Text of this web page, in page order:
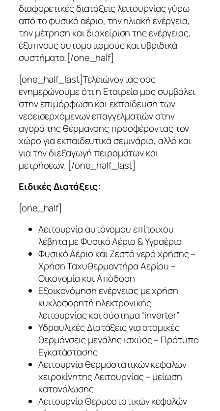
διαφορετικές διατάξεις λειτουργίας γύρω
από το φυσικό αέριο, την ηλιακή ενέργεια,
την μέτρηση και διαχείριση της ενέργειας,
έξυπνους αυτοματισμούς και υβριδικά
συστήματα.[/one_half]
[one_half_last]Τελειώνοντας σας
ενημερώνουμε ότι η Εταιρεία μας συμβάλει
στην επιμόρφωση και εκπαίδευση των
νεοεισερχόμενων επαγγελματιών στην
αγορά της θέρμανσης προσφέροντας τον
χώρο για εκπαιδευτικά σεμινάρια, αλλά και
για την διεξαγωγή πειραμάτων και
μετρήσεων. [/one_half_last]
Ειδικές Διατάξεις:
[one_half]
Λειτουργία αυτόνομου επίτοιχου
λέβητα με Φυσικό Αέριο & Υγραέριο
Φυσικό Αέριο και Ζεστό νερό χρήσης –
Χρήση Ταχυθερμαντήρα Αερίου –
Οικονομία και Απόδοση
Εξοικονόμηση ενέργειας με χρήση
κυκλοφορητή ηλεκτρονικής
λειτουργίας και σύστημα “inverter”
Υδραυλικές Διατάξεις για ατομικές
θερμάνσεις μεγάλης ισχύος – Πρότυπο
Εγκατάστασης
Λειτουργία θερμοστατικών κεφαλών
χειροκίνητης Λειτουργίας – μείωση
κατανάλωσης
Λειτουργία Θερμοστατικών κεφαλών